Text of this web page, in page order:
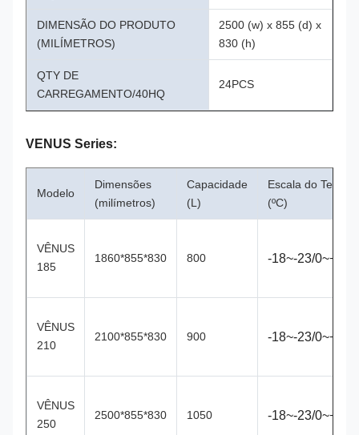
DIMENSÃO DO PRODUTO
(MILÍMETROS)
2500 (w) x 855 (d) x
830 (h)
QTY DE
CARREGAMENTO/40HQ
24PCS
VENUS Series:
Modelo
Dimensões
(milímetros)
Capacidade
(L)
Escala do Temp
(ºC)
VÊNUS
185
1860*855*830 800 -18~-23/0~+2°C
VÊNUS
210
2100*855*830 900 -18~-23/0~+2°C
VÊNUS
250
2500*855*830 1050 -18~-23/0~+2°C